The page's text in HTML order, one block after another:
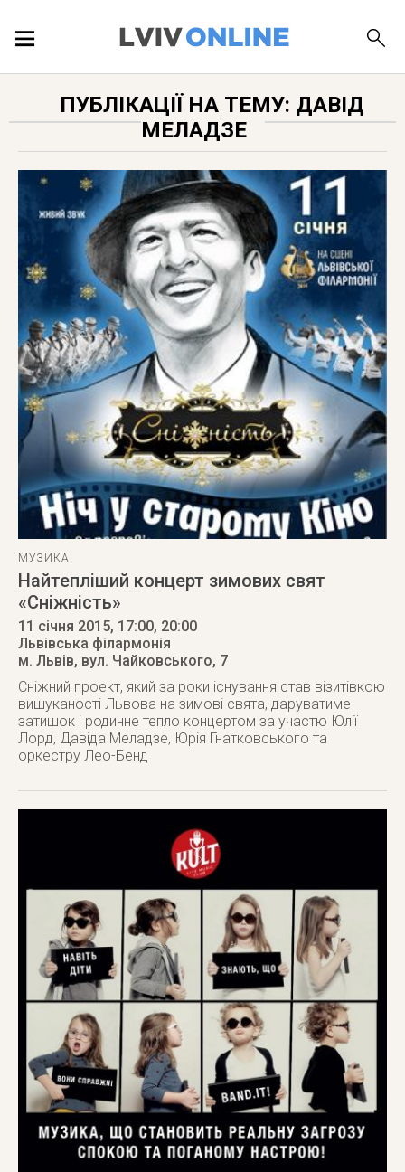
ПУБЛІКАЦІЇ
ДОВІДКА
ПУБЛІКАЦІЇ НА ТЕМУ: ДАВІД
МЕЛАДЗЕ
МУЗИКА
Найтепліший концерт зимових свят
«Сніжність»
11 січня 2015, 17:00, 20:00
Львівська філармонія
м. Львів, вул. Чайковського, 7
Сніжний проект, який за роки існування став візитівкою
вишуканості Львова на зимові свята, даруватиме
затишок і родинне тепло концертом за участю Юлії
Лорд, Давіда Меладзе, Юрія Гнатковського та
оркестру Лео-Бенд